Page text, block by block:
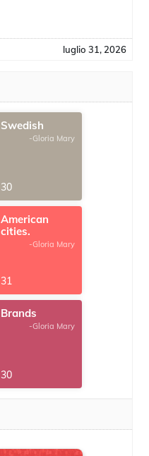
luglio 31, 2026
Swedish
-Gloria Mary
30
American
cities.
-Gloria Mary
31
Brands
-Gloria Mary
30